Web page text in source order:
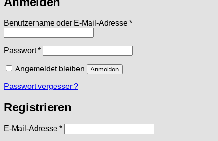
Benutzername oder E-Mail-Adresse *Erforderlich
Passwort*Erforderlich
Angemeldet bleiben Anmelden
Passwort vergessen?
Registrieren
E-Mail-Adresse *Erforderlich